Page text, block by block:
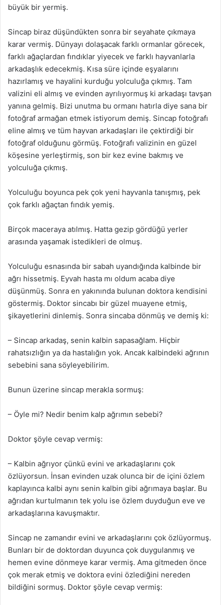
büyük bir yermiş.
Sincap biraz düşündükten sonra bir seyahate çıkmaya
karar vermiş. Dünyayı dolaşacak farklı ormanlar görecek,
farklı ağaçlardan fındıklar yiyecek ve farklı hayvanlarla
arkadaşlık edecekmiş. Kısa süre içinde eşyalarını
hazırlamış ve hayalini kurduğu yolculuğa çıkmış. Tam
valizini eli almış ve evinden ayrılıyormuş ki arkadaşı tavşan
yanına gelmiş. Bizi unutma bu ormanı hatırla diye sana bir
fotoğraf armağan etmek istiyorum demiş. Sincap fotoğrafı
eline almış ve tüm hayvan arkadaşları ile çektirdiği bir
fotoğraf olduğunu görmüş. Fotoğrafı valizinin en güzel
köşesine yerleştirmiş, son bir kez evine bakmış ve
yolculuğa çıkmış.
Yolculuğu boyunca pek çok yeni hayvanla tanışmış, pek
çok farklı ağaçtan fındık yemiş.
Birçok maceraya atılmış. Hatta gezip gördüğü yerler
arasında yaşamak istedikleri de olmuş.
Yolculuğu esnasında bir sabah uyandığında kalbinde bir
ağrı hissetmiş. Eyvah hasta mı oldum acaba diye
düşünmüş. Sonra en yakınında bulunan doktora kendisini
göstermiş. Doktor sincabı bir güzel muayene etmiş,
şikayetlerini dinlemiş. Sonra sincaba dönmüş ve demiş ki:
– Sincap arkadaş, senin kalbin sapasağlam. Hiçbir
rahatsızlığın ya da hastalığın yok. Ancak kalbindeki ağrının
sebebini sana söyleyebilirim.
Bunun üzerine sincap merakla sormuş:
– Öyle mi? Nedir benim kalp ağrımın sebebi?
Doktor şöyle cevap vermiş:
– Kalbin ağrıyor çünkü evini ve arkadaşlarını çok
özlüyorsun. İnsan evinden uzak olunca bir de içini özlem
kaplayınca kalbi aynı senin kalbin gibi ağrımaya başlar. Bu
ağrıdan kurtulmanın tek yolu ise özlem duyduğun eve ve
arkadaşlarına kavuşmaktır.
Sincap ne zamandır evini ve arkadaşlarını çok özlüyormuş.
Bunları bir de doktordan duyunca çok duygulanmış ve
hemen evine dönmeye karar vermiş. Ama gitmeden önce
çok merak etmiş ve doktora evini özlediğini nereden
bildiğini sormuş. Doktor şöyle cevap vermiş: